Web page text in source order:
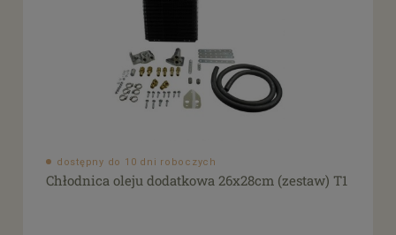
dostępny do 10 dni roboczych
Chłodnica oleju dodatkowa 26x28cm (zestaw) T1